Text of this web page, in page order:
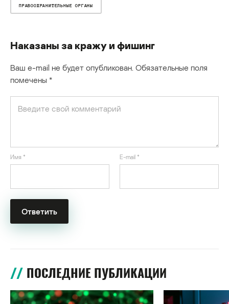
ПРАВООХРАНИТЕЛЬНЫЕ ОРГАНЫ
Наказаны за кражу и фишинг
Ваш e-mail не будет опубликован. Обязательные поля
помечены *
Имя * E-mail *
ПОСЛЕДНИЕ ПУБЛИКАЦИИ